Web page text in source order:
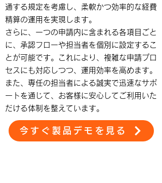
通する規定を考慮し、柔軟かつ効率的な経費
精算の運用を実現します。
さらに、一つの申請内に含まれる各項目ごと
に、承認フローや担当者を個別に設定するこ
とが可能です。これにより、複雑な申請プロ
セスにも対応しつつ、運用効率を高めます。
また、専任の担当者による誠実で迅速なサポ
ートを通じて、お客様に安心してご利用いた
だける体制を整えています。
今すぐ製品デモを見る